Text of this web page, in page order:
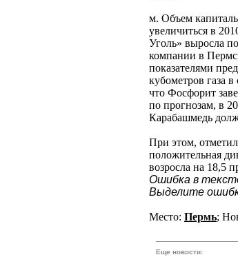
м. Объем
увеличиться в
Уголь» выросла
компании в
показателями
кубометров газа
что Фосфорит
по прогнозам, в
Карабашмедь
При этом,
положительная
возросла на 18,5
Ошибка в
Выделите
Место: Пермь;
Еще новости: